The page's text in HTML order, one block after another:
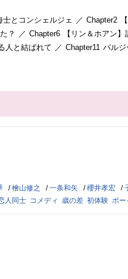
とコンシェルジェ ／ Chapter2
た？ ／ Chapter6 【リン＆ホア
人と結ばれて ／ Chapter11 バル
檜山修之 一条和矢 櫻井孝宏
人同士 コメディ 歳の差 初体験 ボー